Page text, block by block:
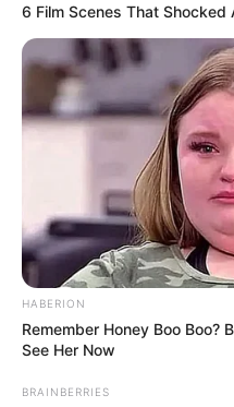
6 Film Scenes That
HABERION
Remember Honey Boo Boo?
See Her Now
BRAINBERRIES